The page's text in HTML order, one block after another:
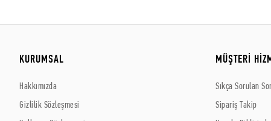
KURUMSAL
Hakkımızda
Gizlilik Sözleşmesi
MÜŞTERİ
Sıkça Sorulan
Sipariş Takip